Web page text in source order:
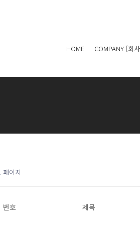
HOME COMPANY [회
페이지
번호 제목